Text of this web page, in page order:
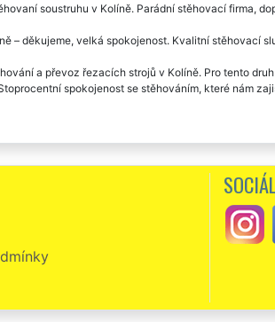
soustruhu v Kolíně. Parádní stěhovací firma,
– děkujeme, velká spokojenost. Kvalitní stěhovací
a převoz řezacích strojů v Kolíně. Pro tento
spokojenost se stěhováním, které nám